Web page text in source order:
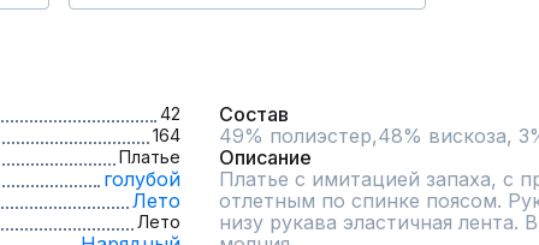
42
164
Платье
голубой
Лето
Лето
Состав
49% полиэстер,48% вискоза,
Описание
Платье с имитацией запаха, с
отлетным по спинке поясом.
низу рукава эластичная